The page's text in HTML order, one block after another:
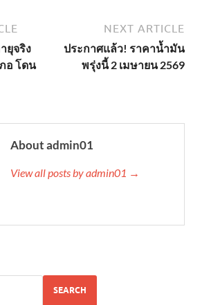
ยุจริง
อ โดน
NEXT ARTICLE
ประกาศแล้ว! ราคาน้ำมัน
พรุ่งนี้ 2 เมษายน 2569
About admin01
View all posts by admin01 →
SEARCH